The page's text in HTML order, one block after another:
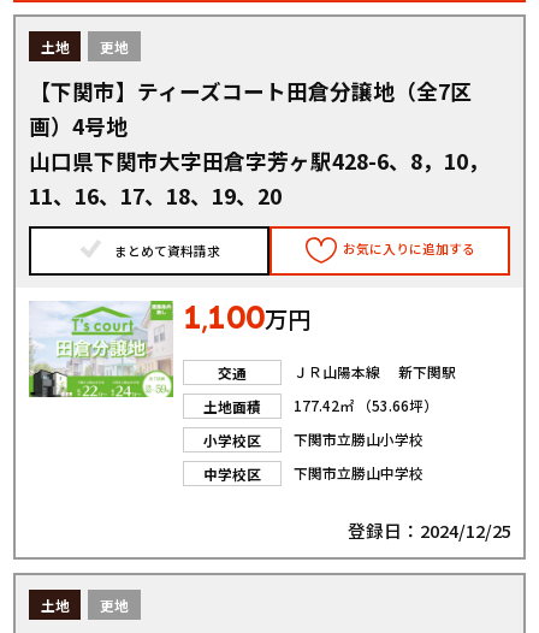
土地 更地
【下関市】ティーズコート田倉分譲地（全7区
画）4号地
山口県下関市大字田倉字芳ヶ駅428-6、8，10，
11、16、17、18、19、20
まとめて資料請求 お気に入りに追加する
1,100万円
交通
ＪＲ山陽本線 新下関駅
土地面積
177.42㎡ （53.66坪）
小学校区
下関市立勝山小学校
中学校区
下関市立勝山中学校
登録日：2024/12/25
土地 更地